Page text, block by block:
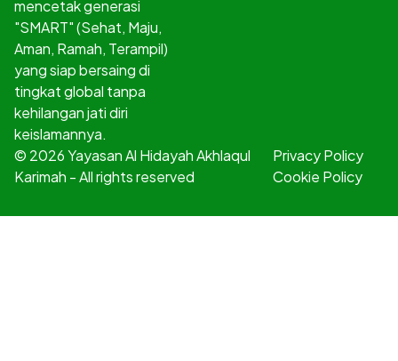
mencetak generasi
"SMART" (Sehat, Maju,
Aman, Ramah, Terampil)
yang siap bersaing di
tingkat global tanpa
kehilangan jati diri
keislamannya.
© 2026 Yayasan Al Hidayah Akhlaqul
Karimah - All rights reserved
Privacy Policy
Cookie Policy